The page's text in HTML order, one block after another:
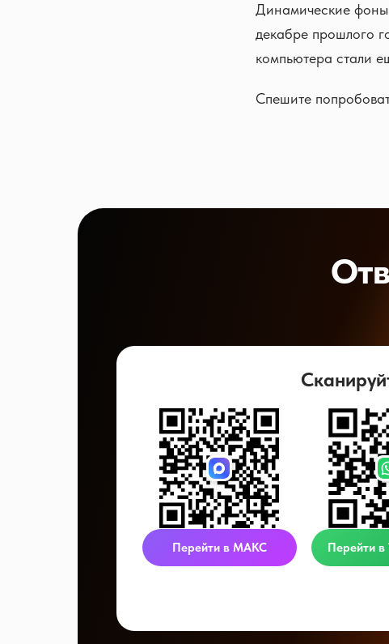
Динамические
декабре прошлого
компьютера стали
Спешите
Перейти в МАКС Перейти